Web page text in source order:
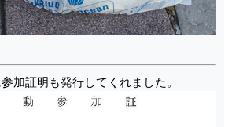
加証明も発行してくれました。